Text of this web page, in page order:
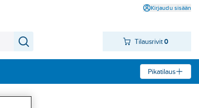
Kirjaudu sisään
Tilausrivit0
Pikatilaus